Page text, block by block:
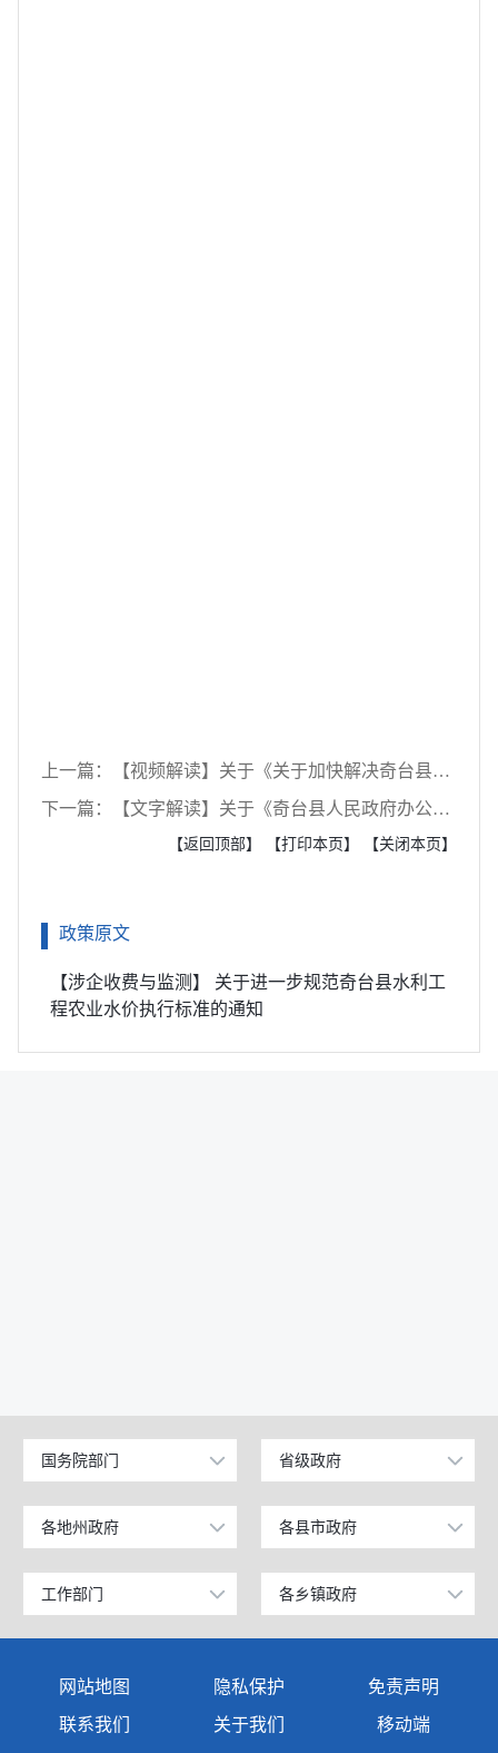
上一篇：【视频解读】关于《关于加快解决奇台县住宅小区不动产登记工作的意见》的政策解读
下一篇：【文字解读】关于《奇台县人民政府办公室关于印发奇台县地震应急预案的通知》的政策解读
【返回顶部】 【打印本页】 【关闭本页】
政策原文
【涉企收费与监测】 关于进一步规范奇台县水利工
程农业水价执行标准的通知
国务院部门
公安部
工业和信息化部
科学技术部
教育部
国防部
省级政府
北京
上海
广东
天津
山东
各地州政府
乌鲁木齐市
昌吉回族自治州
阿克苏地区
克孜勒苏柯尔克孜自治州
塔城地区
各县市政府
昌吉市
阜康市
玛纳斯县
呼图壁县
吉木萨尔县
工作部门
政府办公室
各乡镇政府
奇台镇
网站地图 隐私保护
免责声明
联系我们
关于我们 移动端